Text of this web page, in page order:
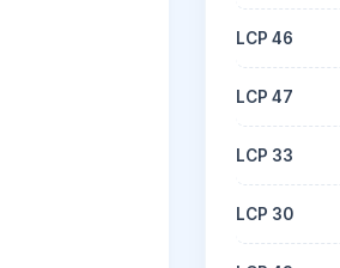
LCP 46
LCP 47
LCP 33
LCP 30